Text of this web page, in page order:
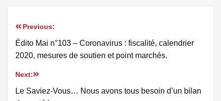
Previous:
Édito Mai n°103 – Coronavirus : fiscalité, calendrier
2020, mesures de soutien et point marchés.
Next:
Le Saviez-Vous… Nous avons tous besoin d’un bilan